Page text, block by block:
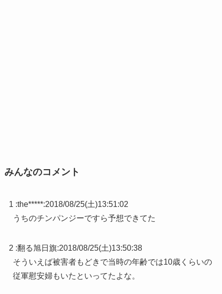
みんなのコメント
1 :the*****:2018/08/25(土)13:51:02
うちのチンパンジーですら予想できてた
2 :翻る旭日旗:2018/08/25(土)13:50:38
そういえば被害者もどきで当時の年齢では10歳くらいの
従軍慰安婦もいたといってたよな。